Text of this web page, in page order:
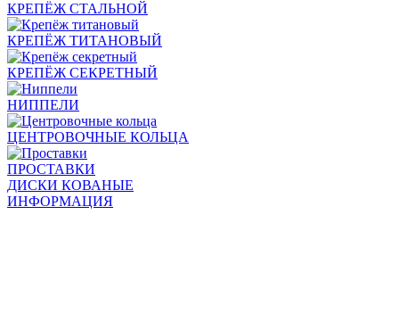
КРЕПЁЖ СТАЛЬНОЙ
КРЕПЁЖ ТИТАНОВЫЙ
КРЕПЁЖ СЕКРЕТНЫЙ
НИППЕЛИ
ЦЕНТРОВОЧНЫЕ КОЛЬЦА
ПРОСТАВКИ
ДИСКИ КОВАНЫЕ
ИНФОРМАЦИЯ